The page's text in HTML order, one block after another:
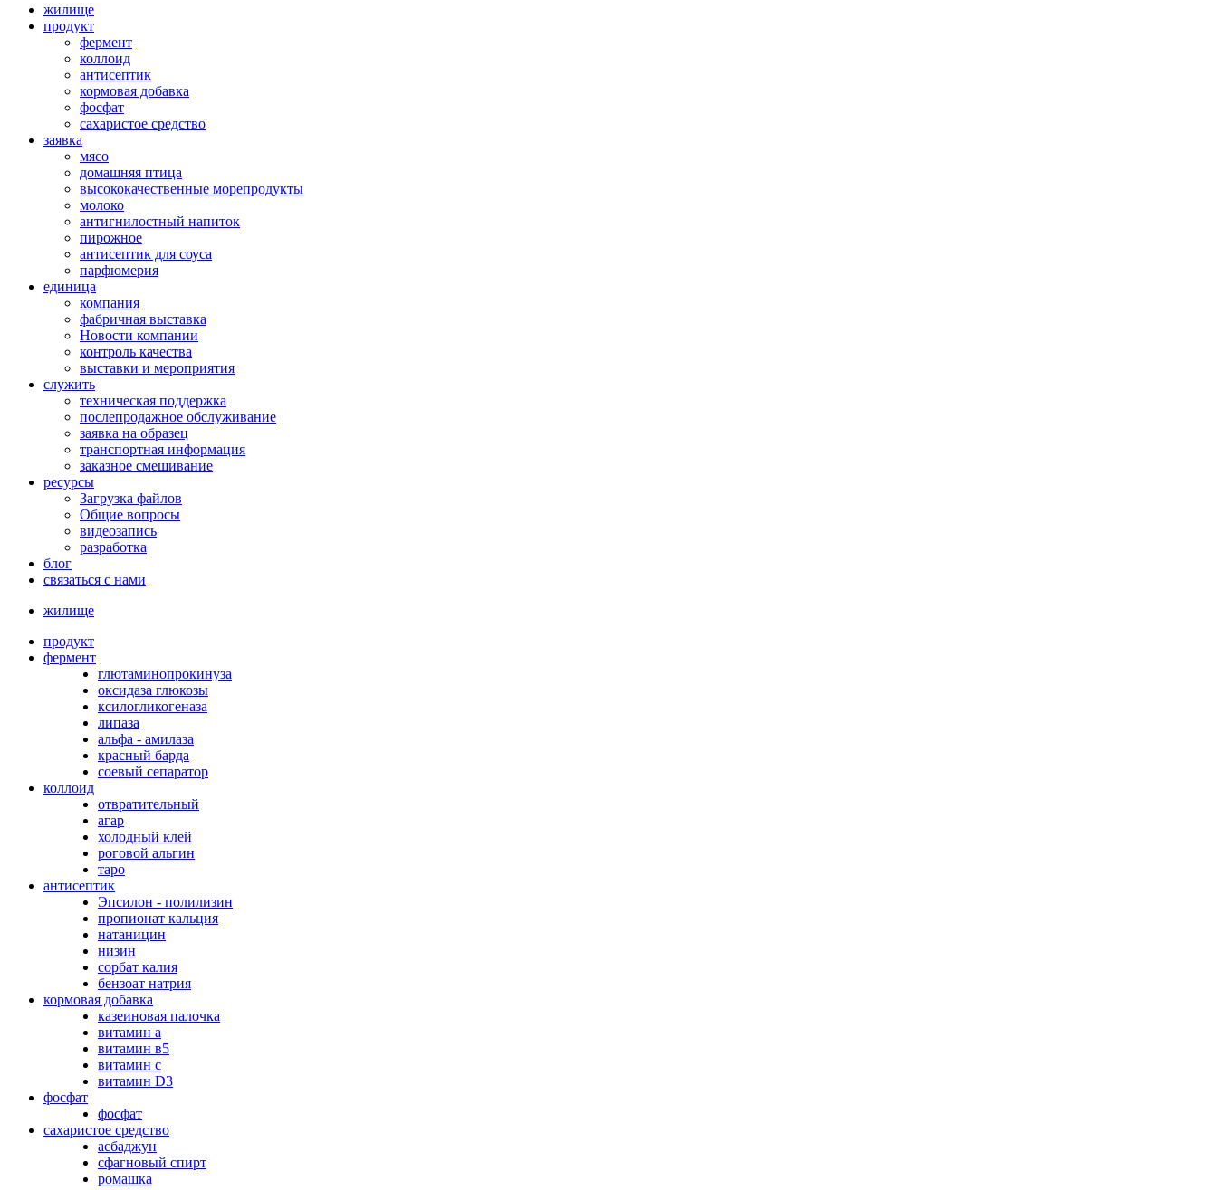
жилище
продукт
фермент
коллоид
антисептик
кормовая добавка
фосфат
сахаристое средство
заявка
мясо
домашняя птица
высококачественные морепродукты
молоко
антигнилостный напиток
пирожное
антисептик для соуса
парфюмерия
единица
компания
фабричная выставка
Новости компании
контроль качества
выставки и мероприятия
служить
техническая поддержка
послепродажное обслуживание
заявка на образец
транспортная информация
заказное смешивание
ресурсы
Загрузка файлов
Общие вопросы
видеозапись
разработка
блог
связаться с нами
жилище
продукт
фермент
глютаминопрокинуза
оксидаза глюкозы
ксилогликогеназа
липаза
альфа - амилаза
красный барда
соевый сепаратор
коллоид
отвратительный
агар
холодный клей
роговой альгин
таро
антисептик
Эпсилон - полилизин
пропионат кальция
натаницин
низин
сорбат калия
бензоат натрия
кормовая добавка
казеиновая палочка
витамин а
витамин в5
витамин с
витамин D3
фосфат
фосфат
сахаристое средство
асбаджун
сфагновый спирт
ромашка